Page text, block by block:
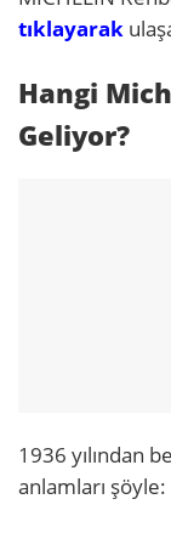
tıklayarak
Hangi
Geliyor?
1936 yılından
anlamları şöyle: